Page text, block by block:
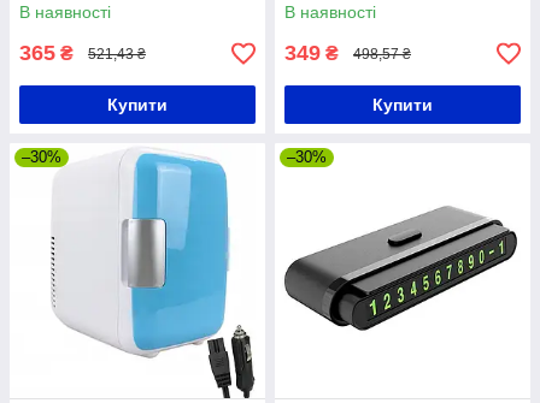
В наявності
365 ₴ 521,43 ₴
Купити
машини
В наявності
349 ₴ 498,57 ₴
Купити
–30% –30%